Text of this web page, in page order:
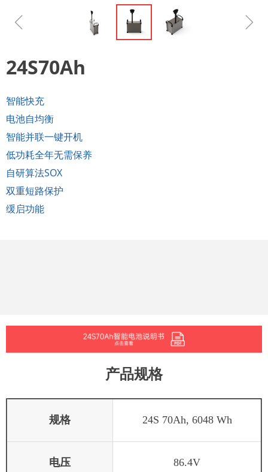
ꁆ ꁇ
24S70Ah
智能快充
电池自均衡
智能并联一键开机
低功耗全年无需保养
自研算法SOX
双重短路保护
缓启功能
产品规格
规格 24S 70Ah, 6048 Wh
电压 86.4V